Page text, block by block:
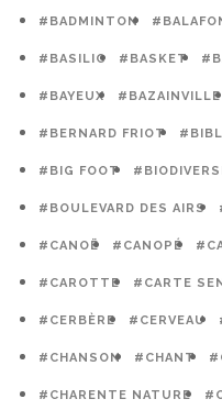
#BADMINTON
#BASILIC #BASKET
#BAYEUX #BAZAINVILLE
#BERNARD FRIOT
#BIG FOOT
#BOULEVARD DES AIRS
#CANOË #CANOPÉ
#CAROTTE #CARTE
#CERBÈRE #CERVEAU
#CHANSON #CHANT
#CHARENTE NATURE